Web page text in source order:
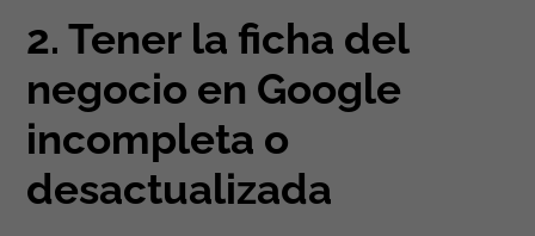
2. Tener la ficha del
negocio en Google
incompleta o
desactualizada